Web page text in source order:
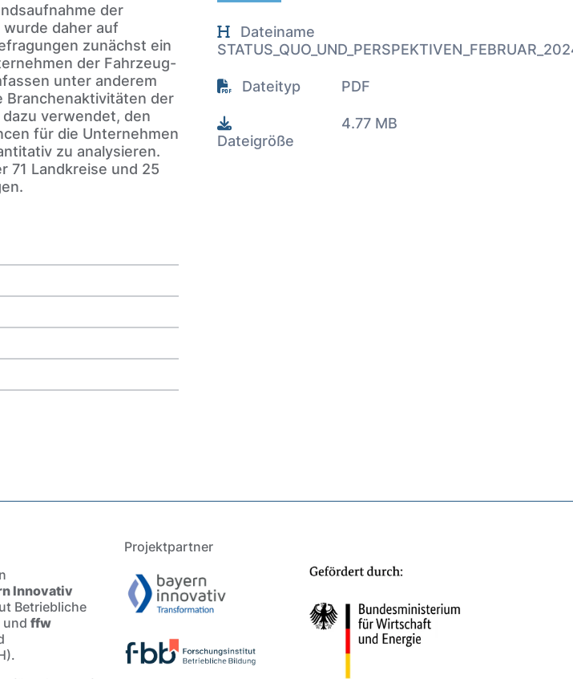
der
daher auf
zunächst ein
der Fahrzeug-
unter anderem
Branchenaktivitäten der
verwendet, den
für die Unternehmen
zu analysieren.
71 Landkreise und 25
Dateiname
Dateityp PDF
Dateigröße
4.77 MB
Innovativ
Betriebliche
und ffw
Projektpartner